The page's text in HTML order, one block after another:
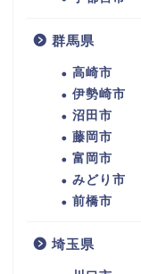
群馬県
高崎市
伊勢崎市
沼田市
藤岡市
富岡市
みどり市
前橋市
埼玉県